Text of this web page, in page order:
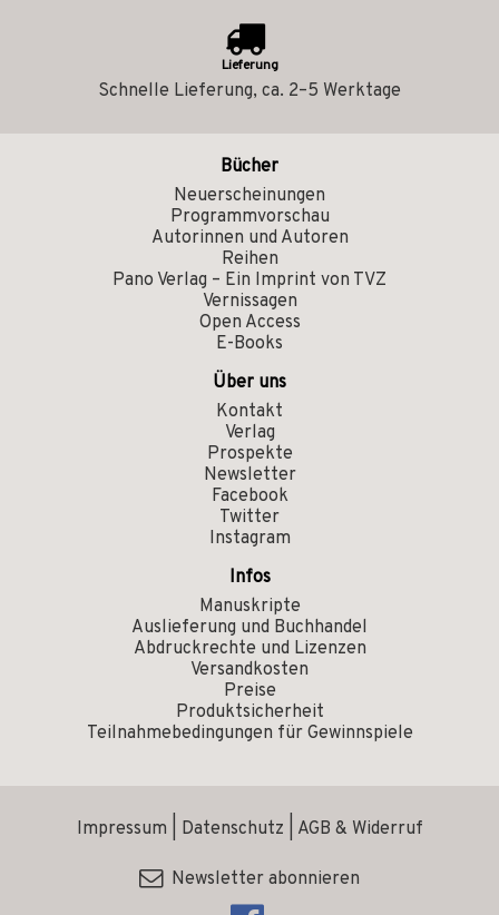
Lieferung
Schnelle Lieferung, ca. 2–5 Werktage
Bücher
Neuerscheinungen
Programmvorschau
Autorinnen und Autoren
Reihen
Pano Verlag – Ein Imprint von TVZ
Vernissagen
Open Access
E-Books
Über uns
Kontakt
Verlag
Prospekte
Newsletter
Facebook
Twitter
Instagram
Infos
Manuskripte
Auslieferung und Buchhandel
Abdruckrechte und Lizenzen
Versandkosten
Preise
Produktsicherheit
Teilnahmebedingungen für Gewinnspiele
Impressum Datenschutz AGB & Widerruf
Newsletter abonnieren